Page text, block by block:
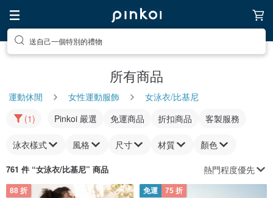
送自己一個特別的禮物
所有商品
運動休閒 女性運動服飾
女泳衣/比基尼
(1)
Pinkoi 嚴選 免運商品 折扣商品 客製服務
泳衣樣式 風格 尺寸 材質 顏色
761 件 “女泳衣/比基尼” 商品 熱門程度優先
88 折 免運 75 折